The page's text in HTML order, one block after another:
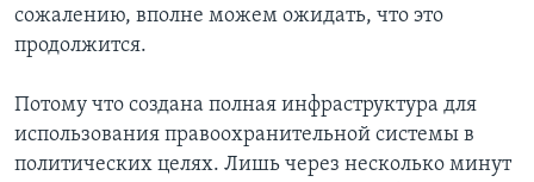
сожалению, вполне можем ожидать, что это
продолжится.
Потому что создана полная инфраструктура для
использования правоохранительной системы в
политических целях. Лишь через несколько минут